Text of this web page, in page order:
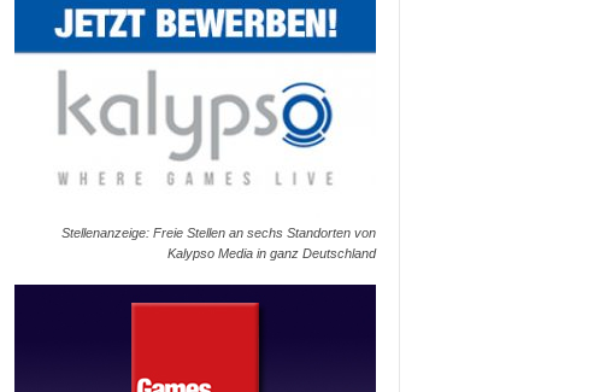
Stellenanzeige: Freie Stellen an sechs Standorten von
Kalypso Media in ganz Deutschland